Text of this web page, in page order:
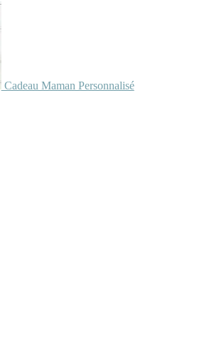
Cadeau Maman Personnalisé